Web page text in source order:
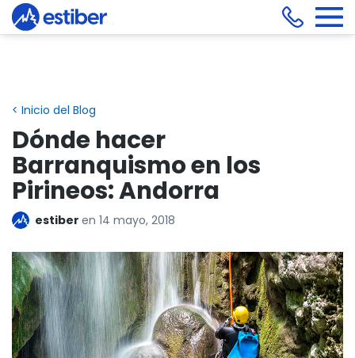
< Inicio del Blog
Dónde hacer
Barranquismo en los
Pirineos: Andorra
estiber en 14 mayo, 2018